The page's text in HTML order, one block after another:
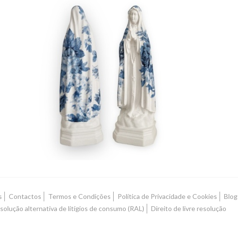
NOSSA SENHORA FÁTIMA |
PERSONALIZADA
9,90 € — 24,90 €
Contactos Termos e Condições Política de Privacidade e Cookies Blog
alternativa de litígios de consumo (RAL)
Direito de livre resolução